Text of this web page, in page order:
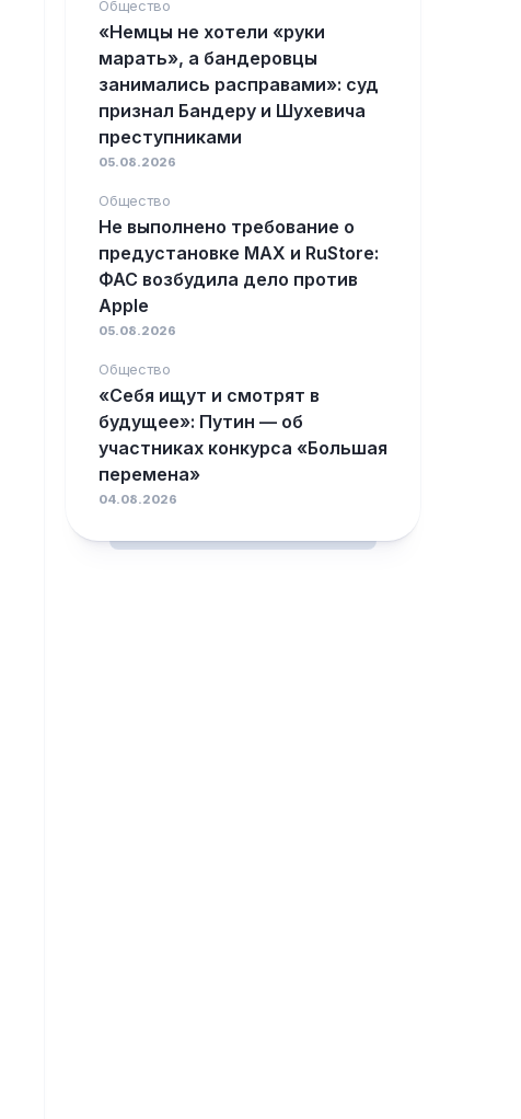
Общество
«Немцы не хотели «руки
марать», а бандеровцы
занимались расправами»: суд
признал Бандеру и Шухевича
преступниками
05.08.2026
Общество
Не выполнено требование о
предустановке MAX и RuStore:
ФАС возбудила дело против
Apple
05.08.2026
Общество
«Себя ищут и смотрят в
будущее»: Путин — об
участниках конкурса «Большая
перемена»
04.08.2026